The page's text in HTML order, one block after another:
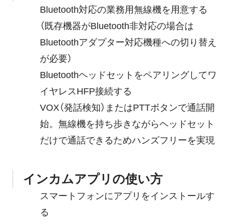
Bluetooth対応の業務用無線機を用意する
（既存機器がBluetooth非対応の場合は
Bluetoothアダプター対応機種への切り替え
が必要）
Bluetoothヘッドセットをペアリングしてワ
イヤレスHFP接続する
VOX（発話検知）またはPTTボタンで通話開
始。無線機を持ち歩きながらヘッドセット
だけで通話できるためハンズフリーを実現
インカムアプリの使い方
スマートフォンにアプリをインストールす
る